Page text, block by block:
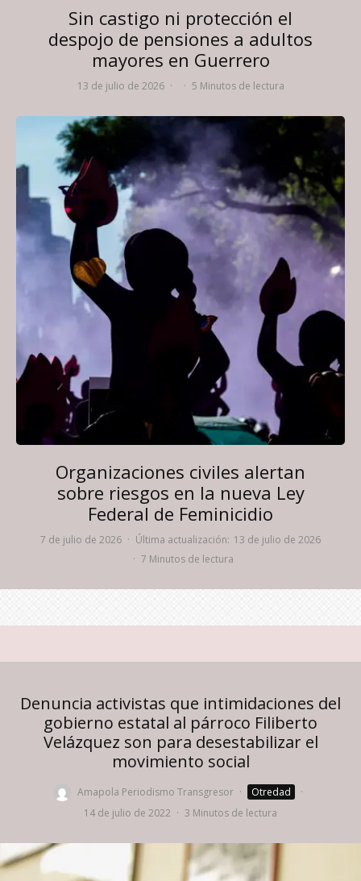
Sin castigo ni protección el
despojo de pensiones a adultos
mayores en Guerrero
13 de julio de 2026 · · 5 Minutos de lectura
Organizaciones civiles alertan
sobre riesgos en la nueva Ley
Federal de Feminicidio
7 de julio de 2026 · Última actualización: 13 de julio de 2026
· 7 Minutos de lectura
Denuncia activistas que intimidaciones del
gobierno estatal al párroco Filiberto
Velázquez son para desestabilizar el
movimiento social
Amapola Periodismo Transgresor · Otredad
·
14 de julio de 2022 · 3 Minutos de lectura